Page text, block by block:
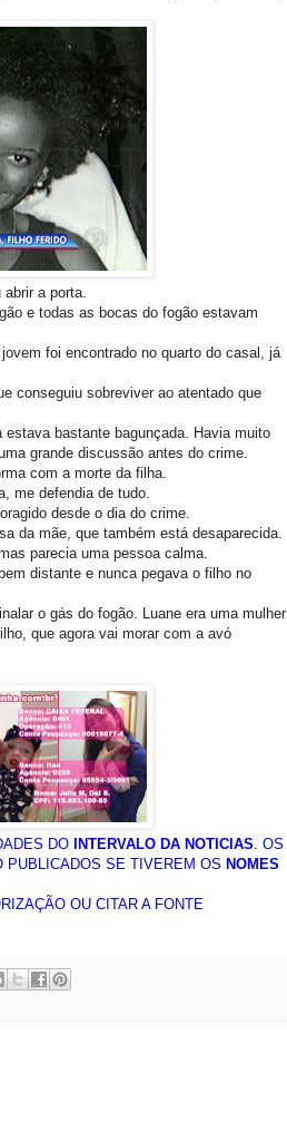
a porta.
e todas as bocas do fogão estavam
foi encontrado no quarto do casal, já
conseguiu sobreviver ao atentado que
estava bastante bagunçada. Havia muito
grande discussão antes do crime.
com a morte da filha.
me defendia de tudo.
desde o dia do crime.
da mãe, que também está desaparecida.
parecia uma pessoa calma.
distante e nunca pegava o filho no
o gás do fogão. Luane era uma mulher
que agora vai morar com a avó
DO INTERVALO DA NOTICIAS. OS
PUBLICADOS SE TIVEREM OS NOMES
OU CITAR A FONTE